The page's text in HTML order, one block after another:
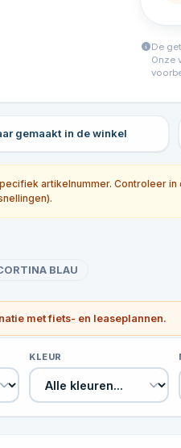
De
Onze
gemaakt in de winkel
artikelnummer. Controleer
BLAU
met fiets- en leaseplannen.
KLEUR